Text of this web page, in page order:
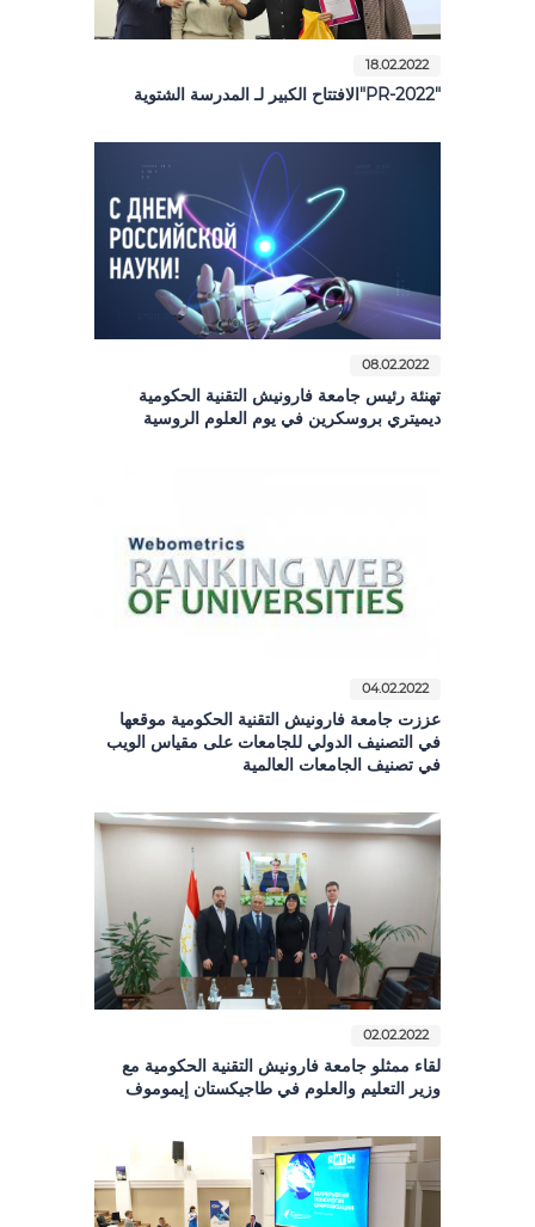
18.02.2022
"PR-2022"الافتتاح الكبير لـ المدرسة الشتوية
08.02.2022
تهنئة رئيس جامعة فارونيش التقنية الحكومية
ديميتري بروسكرين في يوم العلوم الروسية
04.02.2022
عززت جامعة فارونيش التقنية الحكومية موقعها
في التصنيف الدولي للجامعات على مقياس الويب
في تصنيف الجامعات العالمية
02.02.2022
لقاء ممثلو جامعة فارونيش التقنية الحكومية مع
وزير التعليم والعلوم في طاجيكستان إيموموف